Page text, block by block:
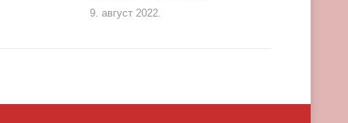
9. август 2022.